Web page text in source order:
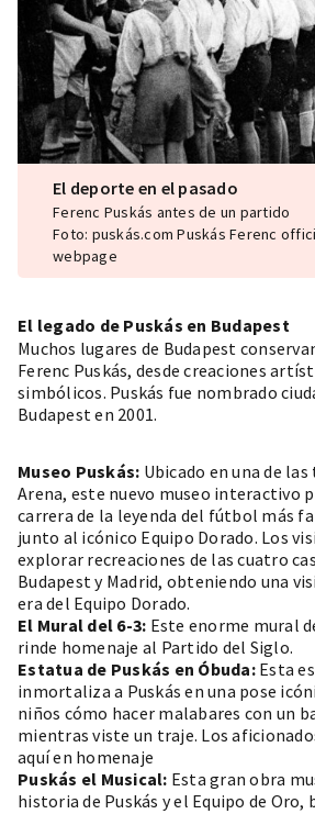
El deporte en el pasado
Ferenc Puskás antes de un partido
Foto: puskás.com Puskás Ferenc
webpage
El legado de Puskás en Budapest
Muchos lugares de Budapest
Ferenc Puskás, desde creaciones
simbólicos. Puskás fue nombrado
Budapest en 2001.
Museo Puskás: Ubicado en una de
Arena, este nuevo museo interactivo
carrera de la leyenda del fútbol más
junto al icónico Equipo Dorado. Los
explorar recreaciones de las cuatro
Budapest y Madrid, obteniendo una
era del Equipo Dorado.
El Mural del 6-3: Este enorme mural
rinde homenaje al Partido del Siglo.
Estatua de Puskás en Óbuda:Esta
inmortaliza a Puskás en una pose
niños cómo hacer malabares con un
mientras viste un traje. Los
aquí en homenaje
Puskás el Musical: Esta gran obra
historia de Puskás y el Equipo de